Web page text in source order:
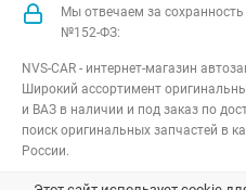
Мы отвечаем за
№152-ФЗ:
NVS-CAR - интернет-магазин
Широкий ассортимент
и ВАЗ в наличии и под заказ по
поиск оригинальных запчастей в
России.